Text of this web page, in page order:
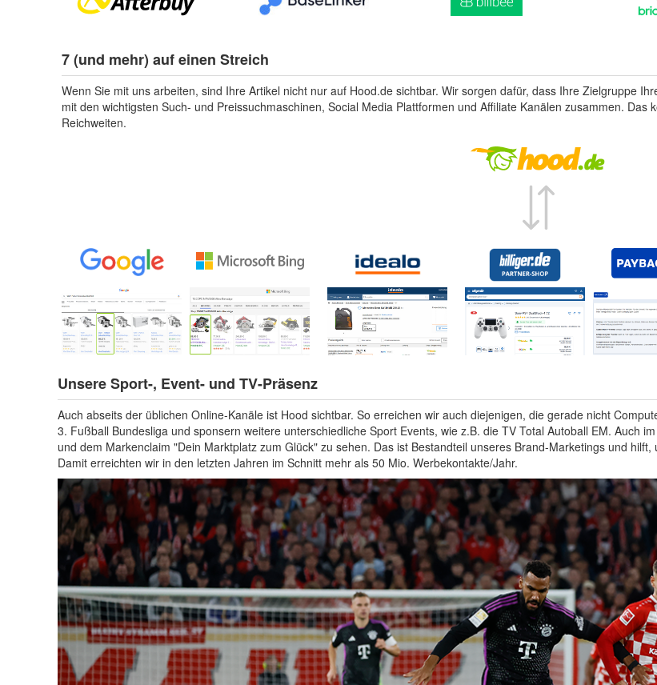
7 (und mehr) auf einen Streich
Wenn Sie mit uns arbeiten, sind Ihre Artikel nicht nur auf Hood.de sichtbar. Wir sorgen dafür, dass Ihre Zielgruppe
mit den wichtigsten Such- und Preissuchmaschinen, Social Media Plattformen und Affiliate Kanälen zusammen.
Reichweiten.
Unsere Sport-, Event- und TV-Präsenz
Auch abseits der üblichen Online-Kanäle ist Hood sichtbar. So erreichen wir auch diejenigen, die gerade nicht
3. Fußball Bundesliga und sponsern weitere unterschiedliche Sport Events, wie z.B. die TV Total Autoball EM. Auch
und dem Markenclaim "Dein Marktplatz zum Glück" zu sehen. Das ist Bestandteil unseres Brand-Marketings und
Damit erreichten wir in den letzten Jahren im Schnitt mehr als 50 Mio. Werbekontakte/Jahr.
Previous